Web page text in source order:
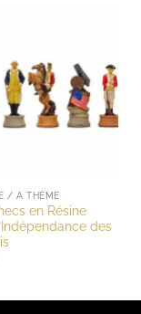
/ A THÈME
en Résine
des